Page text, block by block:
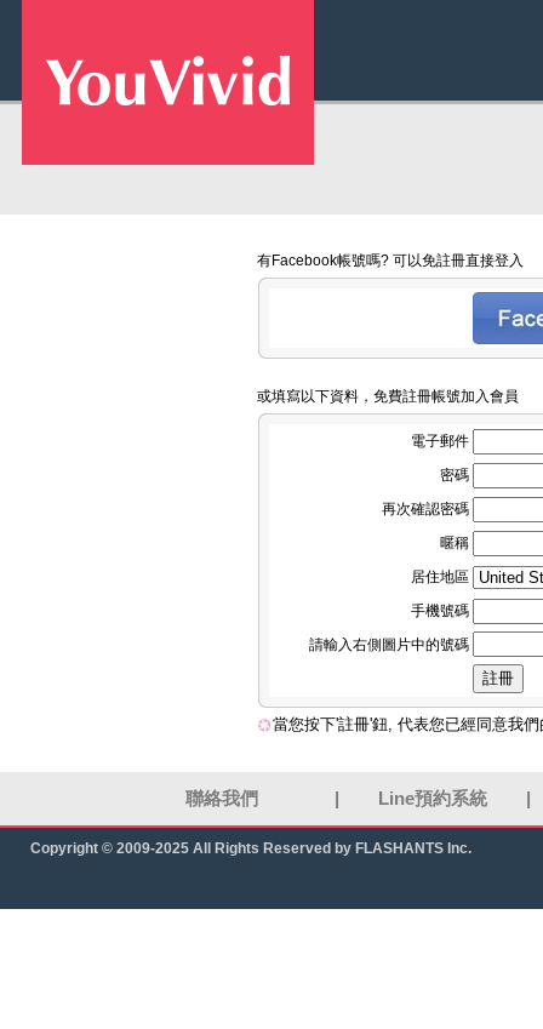
有Facebook帳號嗎? 可以免註冊直接登入
或填寫以下資料，免費註冊帳號加入會員
電子郵件
密碼
再次確認密碼
暱稱
居住地區
手機號碼
請輸入右側圖片中的號碼
當您按下'註冊'鈕, 代表您已經同意我
聯絡我們 Line預約系統
Copyright © 2009-2025 All Rights Reserved by FLASHANTS Inc.